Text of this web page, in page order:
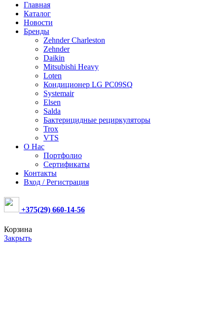
Главная
Каталог
Новости
Бренды
Zehnder Charleston
Zehnder
Daikin
Mitsubishi Heavy
Loten
Кондиционер LG PC09SQ
Systemair
Elsen
Salda
Бактерицидные рециркуляторы
Trox
VTS
О Нас
Портфолио
Сертификаты
Контакты
Вход / Регистрация
+375(29) 660-14-56
Корзина
Закрыть